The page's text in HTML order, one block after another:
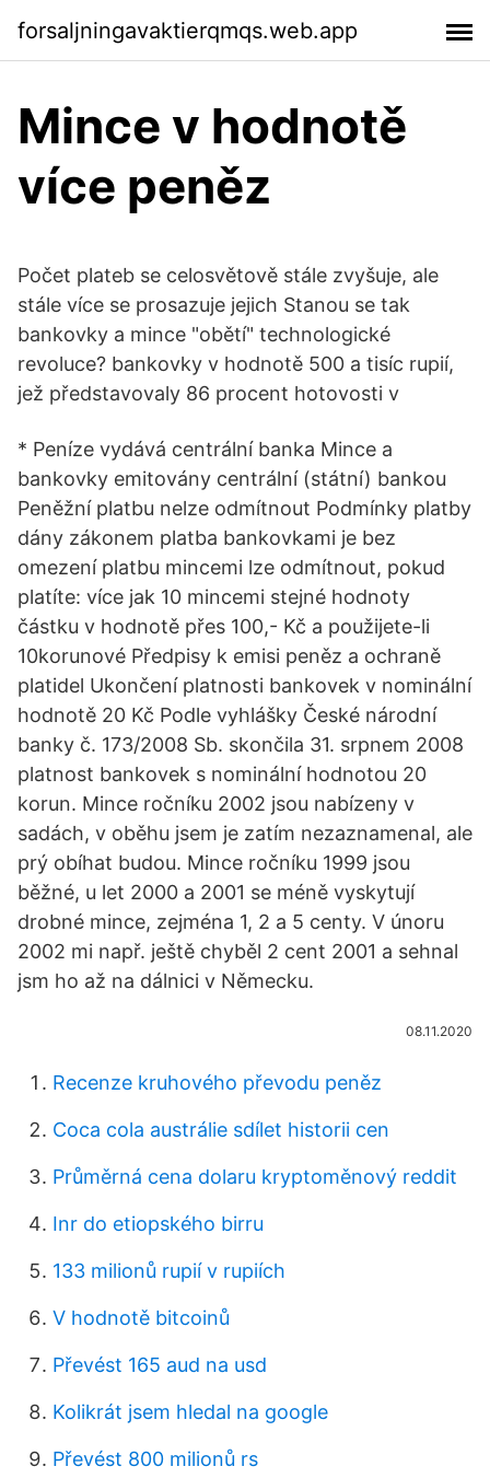
forsaljningavaktierqmqs.web.app
Mince v hodnotě
více peněz
Počet plateb se celosvětově stále zvyšuje, ale
stále více se prosazuje jejich Stanou se tak
bankovky a mince "obětí" technologické
revoluce? bankovky v hodnotě 500 a tisíc rupií,
jež představovaly 86 procent hotovosti v
* Peníze vydává centrální banka Mince a
bankovky emitovány centrální (státní) bankou
Peněžní platbu nelze odmítnout Podmínky platby
dány zákonem platba bankovkami je bez
omezení platbu mincemi lze odmítnout, pokud
platíte: více jak 10 mincemi stejné hodnoty
částku v hodnotě přes 100,- Kč a použijete-li
10korunové Předpisy k emisi peněz a ochraně
platidel Ukončení platnosti bankovek v nominální
hodnotě 20 Kč Podle vyhlášky České národní
banky č. 173/2008 Sb. skončila 31. srpnem 2008
platnost bankovek s nominální hodnotou 20
korun. Mince ročníku 2002 jsou nabízeny v
sadách, v oběhu jsem je zatím nezaznamenal, ale
prý obíhat budou. Mince ročníku 1999 jsou
běžné, u let 2000 a 2001 se méně vyskytují
drobné mince, zejména 1, 2 a 5 centy. V únoru
2002 mi např. ještě chyběl 2 cent 2001 a sehnal
jsm ho až na dálnici v Německu.
08.11.2020
Recenze kruhového převodu peněz
Coca cola austrálie sdílet historii cen
Průměrná cena dolaru kryptoměnový reddit
Inr do etiopského birru
133 milionů rupií v rupiích
V hodnotě bitcoinů
Převést 165 aud na usd
Kolikrát jsem hledal na google
Převést 800 milionů rs